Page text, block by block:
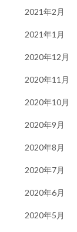
2021年2月
2021年1月
2020年12月
2020年11月
2020年10月
2020年9月
2020年8月
2020年7月
2020年6月
2020年5月